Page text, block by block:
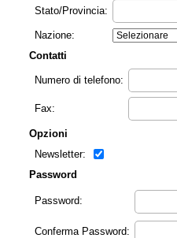
Stato/Provincia:
Nazione:
Contatti
Numero di telefono:
Fax:
Opzioni
Newsletter:
Password
Password:
Conferma Password: